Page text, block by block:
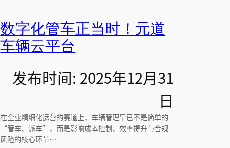
数字化管车正当时！元道
车辆云平台
发布时间: 2025年12月31
日
在企业精细化运营的赛道上，车辆管理早已不是简单的
“管车、派车”，而是影响成本控制、效率提升与合规
风险的核心环节…